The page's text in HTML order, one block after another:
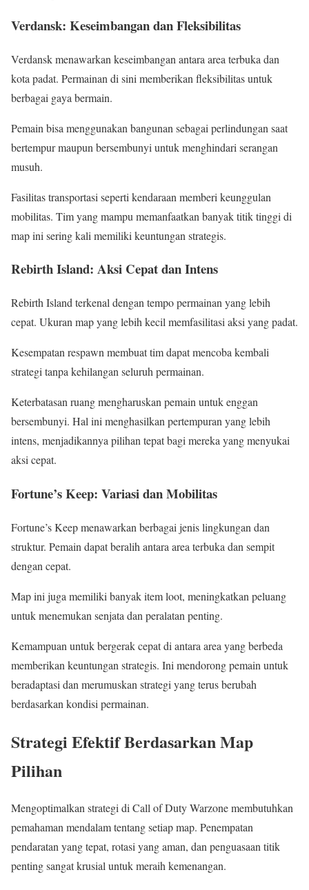
Verdansk: Keseimbangan dan Fleksibilitas
Verdansk menawarkan keseimbangan antara area terbuka dan
kota padat. Permainan di sini memberikan fleksibilitas untuk
berbagai gaya bermain.
Pemain bisa menggunakan bangunan sebagai perlindungan saat
bertempur maupun bersembunyi untuk menghindari serangan
musuh.
Fasilitas transportasi seperti kendaraan memberi keunggulan
mobilitas. Tim yang mampu memanfaatkan banyak titik tinggi di
map ini sering kali memiliki keuntungan strategis.
Rebirth Island: Aksi Cepat dan Intens
Rebirth Island terkenal dengan tempo permainan yang lebih
cepat. Ukuran map yang lebih kecil memfasilitasi aksi yang padat.
Kesempatan respawn membuat tim dapat mencoba kembali
strategi tanpa kehilangan seluruh permainan.
Keterbatasan ruang mengharuskan pemain untuk enggan
bersembunyi. Hal ini menghasilkan pertempuran yang lebih
intens, menjadikannya pilihan tepat bagi mereka yang menyukai
aksi cepat.
Fortune’s Keep: Variasi dan Mobilitas
Fortune’s Keep menawarkan berbagai jenis lingkungan dan
struktur. Pemain dapat beralih antara area terbuka dan sempit
dengan cepat.
Map ini juga memiliki banyak item loot, meningkatkan peluang
untuk menemukan senjata dan peralatan penting.
Kemampuan untuk bergerak cepat di antara area yang berbeda
memberikan keuntungan strategis. Ini mendorong pemain untuk
beradaptasi dan merumuskan strategi yang terus berubah
berdasarkan kondisi permainan.
Strategi Efektif Berdasarkan Map
Pilihan
Mengoptimalkan strategi di Call of Duty Warzone membutuhkan
pemahaman mendalam tentang setiap map. Penempatan
pendaratan yang tepat, rotasi yang aman, dan penguasaan titik
penting sangat krusial untuk meraih kemenangan.